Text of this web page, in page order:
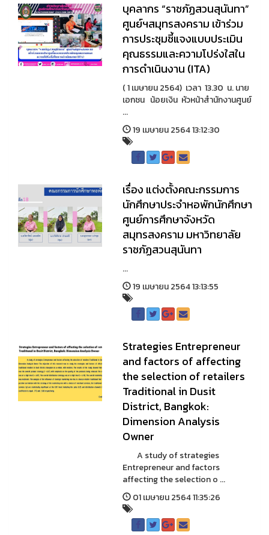
บุคลากร “ราชภัฏสวนสุนันทา”
ศูนย์ฯสมุทรสงคราม เข้าร่วม
การประชุมชี้แจงแบบประเมิน
คุณธรรมและความโปร่งใสใน
การดำเนินงาน (ITA)
( 1 เมษายน 2564) เวลา 13.30 น. นาย
เอกชน น้อยเงิน หัวหน้าสำนักงานศูนย์
...
19 เมษายน 2564 13:12:30
เรื่อง แต่งตั้งคณะกรรมการ
นักศึกษาประจำหอพักนักศึกษา
ศูนย์การศึกษาจังหวัด
สมุทรสงคราม มหาวิทยาลัย
ราชภัฏสวนสุนันทา
...
19 เมษายน 2564 13:13:55
Strategies Entrepreneur
and factors of affecting
the selection of retailers
Traditional in Dusit
District, Bangkok:
Dimension Analysis
Owner
A study of strategies
Entrepreneur and factors
affecting the selection o ...
01 เมษายน 2564 11:35:26